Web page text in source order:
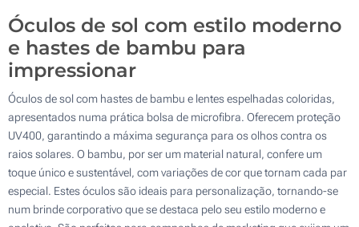
Óculos de sol com estilo moderno
e hastes de bambu para
impressionar
Óculos de sol com hastes de bambu e lentes espelhadas coloridas,
apresentados numa prática bolsa de microfibra. Oferecem proteção
UV400, garantindo a máxima segurança para os olhos contra os
raios solares. O bambu, por ser um material natural, confere um
toque único e sustentável, com variações de cor que tornam cada par
especial. Estes óculos são ideais para personalização, tornando-se
num brinde corporativo que se destaca pelo seu estilo moderno e